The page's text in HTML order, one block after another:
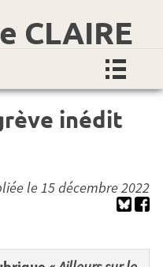
CLAIRE
inédit
le 15 décembre 2022